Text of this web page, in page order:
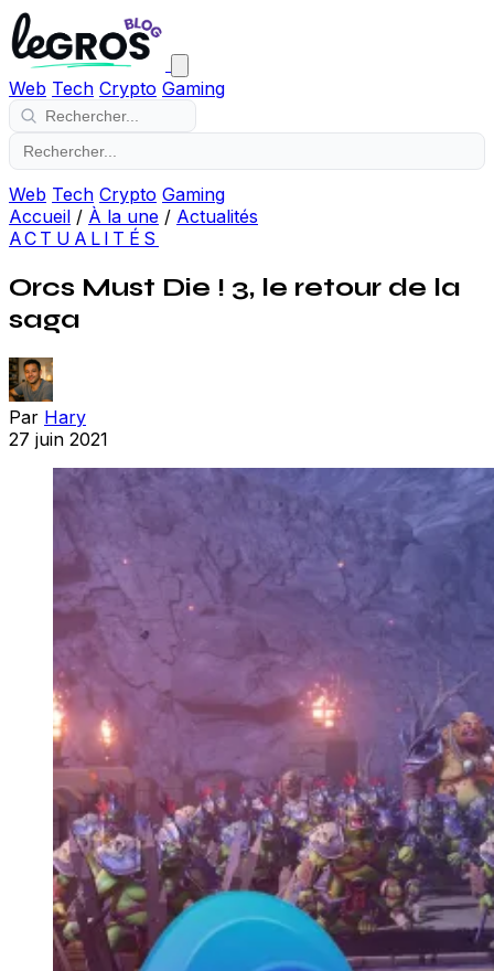
Web Tech Crypto Gaming
Web Tech Crypto Gaming
Accueil / À la une / Actualités
ACTUALITÉS
Orcs Must Die ! 3, le retour de la
saga
Par Hary
27 juin 2021